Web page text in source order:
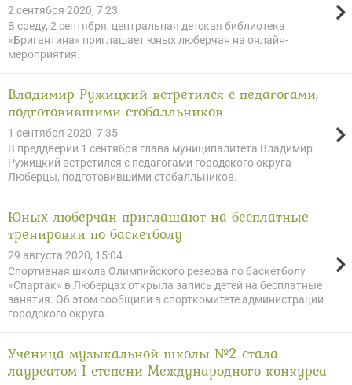
2 сентября 2020, 7:23
В среду, 2 сентября, центральная детская библиотека
«Бригантина» приглашает юных люберчан на онлайн-
мероприятия.
Владимир Ружицкий встретился с педагогами,
подготовившими стобалльников
1 сентября 2020, 7:35
В преддверии 1 сентября глава муниципалитета Владимир
Ружицкий встретился с педагогами городского округа
Люберцы, подготовившими стобалльников.
Юных люберчан приглашают на бесплатные
тренировки по баскетболу
29 августа 2020, 15:04
Спортивная школа Олимпийского резерва по баскетболу
«Спартак» в Люберцах открыла запись детей на бесплатные
занятия. Об этом сообщили в спорткомитете администрации
городского округа.
Ученица музыкальной школы №2 стала
лауреатом I степени Международного конкурса